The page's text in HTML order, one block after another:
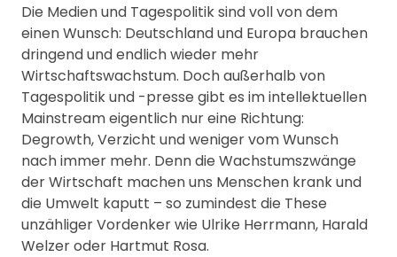
Die Medien und Tagespolitik sind voll von dem
einen Wunsch: Deutschland und Europa brauchen
dringend und endlich wieder mehr
Wirtschaftswachstum. Doch außerhalb von
Tagespolitik und -presse gibt es im intellektuellen
Mainstream eigentlich nur eine Richtung:
Degrowth, Verzicht und weniger vom Wunsch
nach immer mehr. Denn die Wachstumszwänge
der Wirtschaft machen uns Menschen krank und
die Umwelt kaputt – so zumindest die These
unzähliger Vordenker wie Ulrike Herrmann, Harald
Welzer oder Hartmut Rosa.